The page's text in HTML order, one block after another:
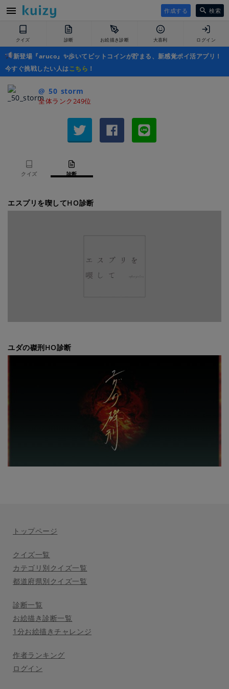
作成する 検索
クイズ 診断 お絵描き診断 大喜利 ログイン
新登場『aruco』✨歩いてビットコインが貯まる、新感覚ポイ活アプリ！
今すぐ挑戦したい人はこちら ！
@_50_storm
全体ランク249位
クイズ 診断
エスプリを喫してHO診断
ユダの磔刑HO診断
トップページ
クイズ一覧
カテゴリ別クイズ一覧
都道府県別クイズ一覧
診断一覧
お絵描き診断一覧
1分お絵描きチャレンジ
作者ランキング
ログイン